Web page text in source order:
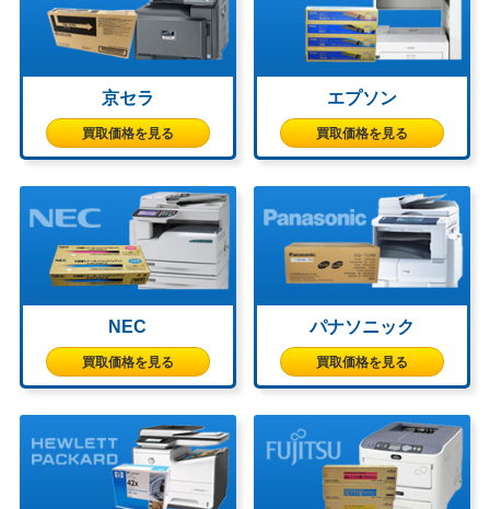
京セラ
買取価格を見る
エプソン
買取価格を見る
NEC
買取価格を見る
パナソニック
買取価格を見る